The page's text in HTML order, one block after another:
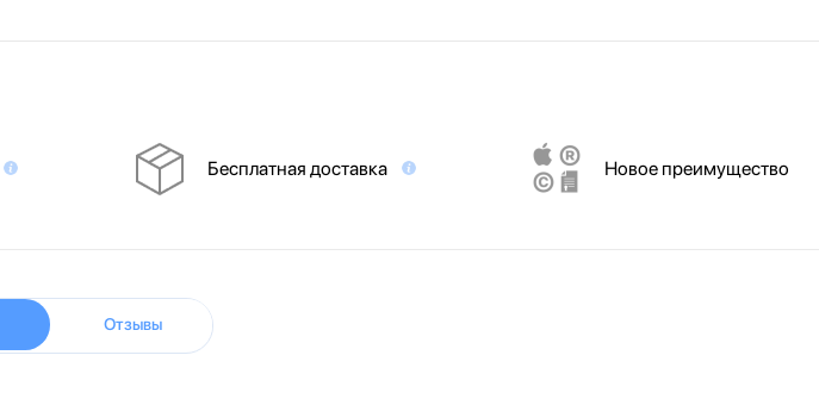
Бесплатная доставка Новое преимущество
Отзывы